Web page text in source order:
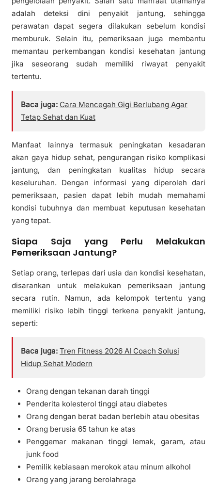
adalah deteksi dini penyakit jantung, sehingga
perawatan dapat segera dilakukan sebelum kondisi
memburuk. Selain itu, pemeriksaan juga membantu
memantau perkembangan kondisi kesehatan jantung
jika seseorang sudah memiliki riwayat penyakit
tertentu.
Baca juga: Cara Mencegah Gigi Berlubang Agar
Tetap Sehat dan Kuat
Manfaat lainnya termasuk peningkatan kesadaran
akan gaya hidup sehat, pengurangan risiko komplikasi
jantung, dan peningkatan kualitas hidup secara
keseluruhan. Dengan informasi yang diperoleh dari
pemeriksaan, pasien dapat lebih mudah memahami
kondisi tubuhnya dan membuat keputusan kesehatan
yang tepat.
Siapa Saja yang Perlu Melakukan
Pemeriksaan Jantung?
Setiap orang, terlepas dari usia dan kondisi kesehatan,
disarankan untuk melakukan pemeriksaan jantung
secara rutin. Namun, ada kelompok tertentu yang
memiliki risiko lebih tinggi terkena penyakit jantung,
seperti:
Baca juga: Tren Fitness 2026 AI Coach Solusi
Hidup Sehat Modern
Orang dengan tekanan darah tinggi
Penderita kolesterol tinggi atau diabetes
Orang dengan berat badan berlebih atau obesitas
Orang berusia 65 tahun ke atas
Penggemar makanan tinggi lemak, garam, atau
junk food
Pemilik kebiasaan merokok atau minum alkohol
Orang yang jarang berolahraga